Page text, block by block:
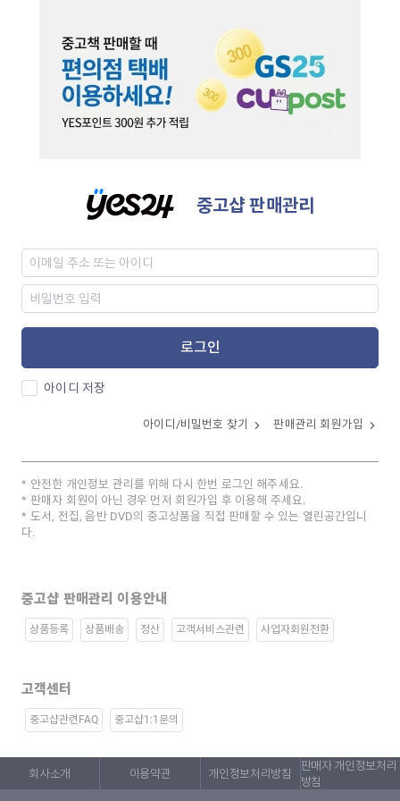
중고샵 판매관리
로그인
아이디 저장
아이디/비밀번호 찾기 판매관리 회원가입
안전한 개인정보 관리를 위해 다시 한번 로그인 해주세요.
판매자 회원이 아닌 경우 먼저 회원가입 후 이용해 주세요.
도서, 전집, 음반 DVD의 중고상품을 직접 판매할 수 있는 열린공간입니
다.
중고샵 판매관리 이용안내
상품등록 상품배송 정산 고객서비스관련 사업자회원전환
고객센터
중고샵관련FAQ 중고샵1:1문의
회사소개 이용약관 개인정보처리방침
판매자 개인정보처리
방침